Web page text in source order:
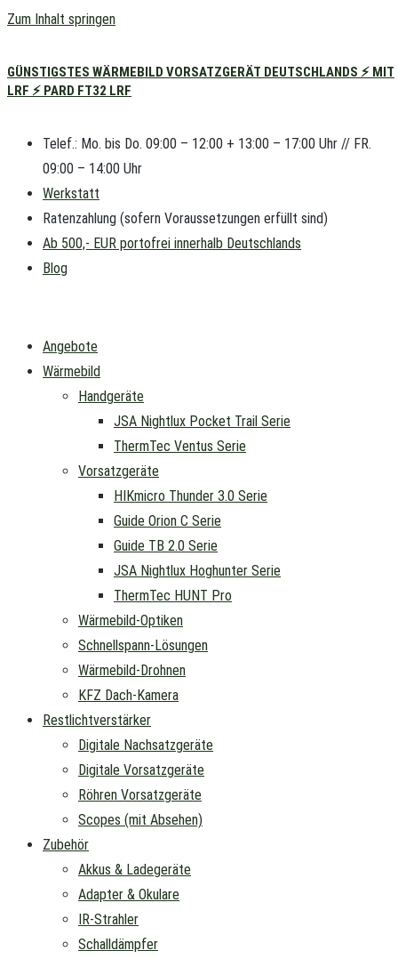
Zum Inhalt springen
GÜNSTIGSTES WÄRMEBILD VORSATZGERÄT DEUTSCHLANDS ⚡ MIT
LRF ⚡ PARD FT32 LRF
Telef.: Mo. bis Do. 09:00 – 12:00 + 13:00 – 17:00 Uhr // FR.
09:00 – 14:00 Uhr
Werkstatt
Ratenzahlung (sofern Voraussetzungen erfüllt sind)
Ab 500,- EUR portofrei innerhalb Deutschlands
Blog
Angebote
Wärmebild
Handgeräte
JSA Nightlux Pocket Trail Serie
ThermTec Ventus Serie
Vorsatzgeräte
HIKmicro Thunder 3.0 Serie
Guide Orion C Serie
Guide TB 2.0 Serie
JSA Nightlux Hoghunter Serie
ThermTec HUNT Pro
Wärmebild-Optiken
Schnellspann-Lösungen
Wärmebild-Drohnen
KFZ Dach-Kamera
Restlichtverstärker
Digitale Nachsatzgeräte
Digitale Vorsatzgeräte
Röhren Vorsatzgeräte
Scopes (mit Absehen)
Zubehör
Akkus & Ladegeräte
Adapter & Okulare
IR-Strahler
Schalldämpfer